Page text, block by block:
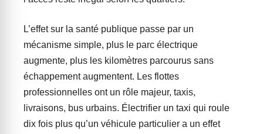
L’effet sur la santé publique passe par un
mécanisme simple, plus le parc électrique
augmente, plus les kilomètres parcourus sans
échappement augmentent. Les flottes
professionnelles ont un rôle majeur, taxis,
livraisons, bus urbains. Électrifier un taxi qui roule
dix fois plus qu’un véhicule particulier a un effet